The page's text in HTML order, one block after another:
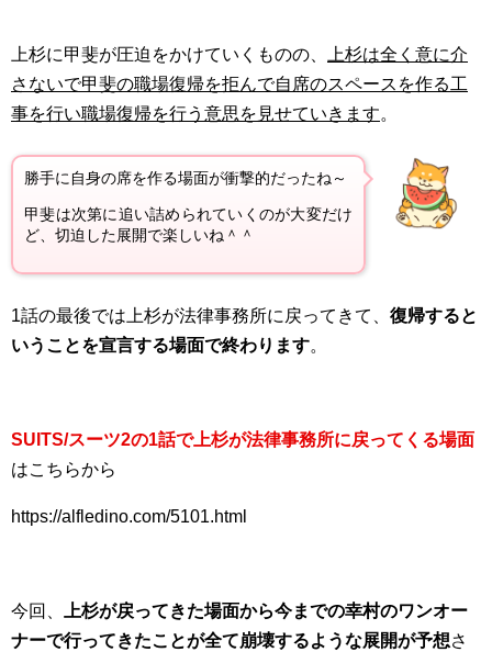
上杉に甲斐が圧迫をかけていくものの、
上杉は全く意に介
さないで甲斐の職場復帰を拒んで自席のスペースを作る工
事を行い職場復帰を行う意思を見せていきます。
勝手に自身の席を作る場面が衝撃的だったね～
甲斐は次第に追い詰められていくのが大変だけ
ど、切迫した展開で楽しいね＾＾
1話の最後では上杉が法律事務所に戻ってきて、 復帰すると
いうことを宣言する場面で終わります。
SUITS/スーツ2の1話で上杉が法律事務所に戻ってくる場面
はこちらから
https://alfledino.com/5101.html
今回、
上杉が戻ってきた場面から今までの幸村のワンオー
ナーで行ってきたことが全て崩壊するような展開が予想さ